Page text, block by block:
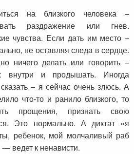
на близкого человека –
раздражение или гнев.
чувства. Если дать им место –
не оставляя следа в сердце.
ничего делать или говорить –
внутри и продышать. Иногда
– я сейчас очень злюсь. А
что-то и ранило близкого, то
прощения, признать свою
Это нормально. А диктат «я
ребенок, мой молчаливый раб
ведет к ненависти.